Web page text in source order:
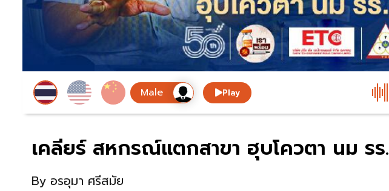
Play
เคลียร์ สหกรณ์แตกสาขา ฮุบโควตา นม รร.
By อรอุมา ศรีสมัย